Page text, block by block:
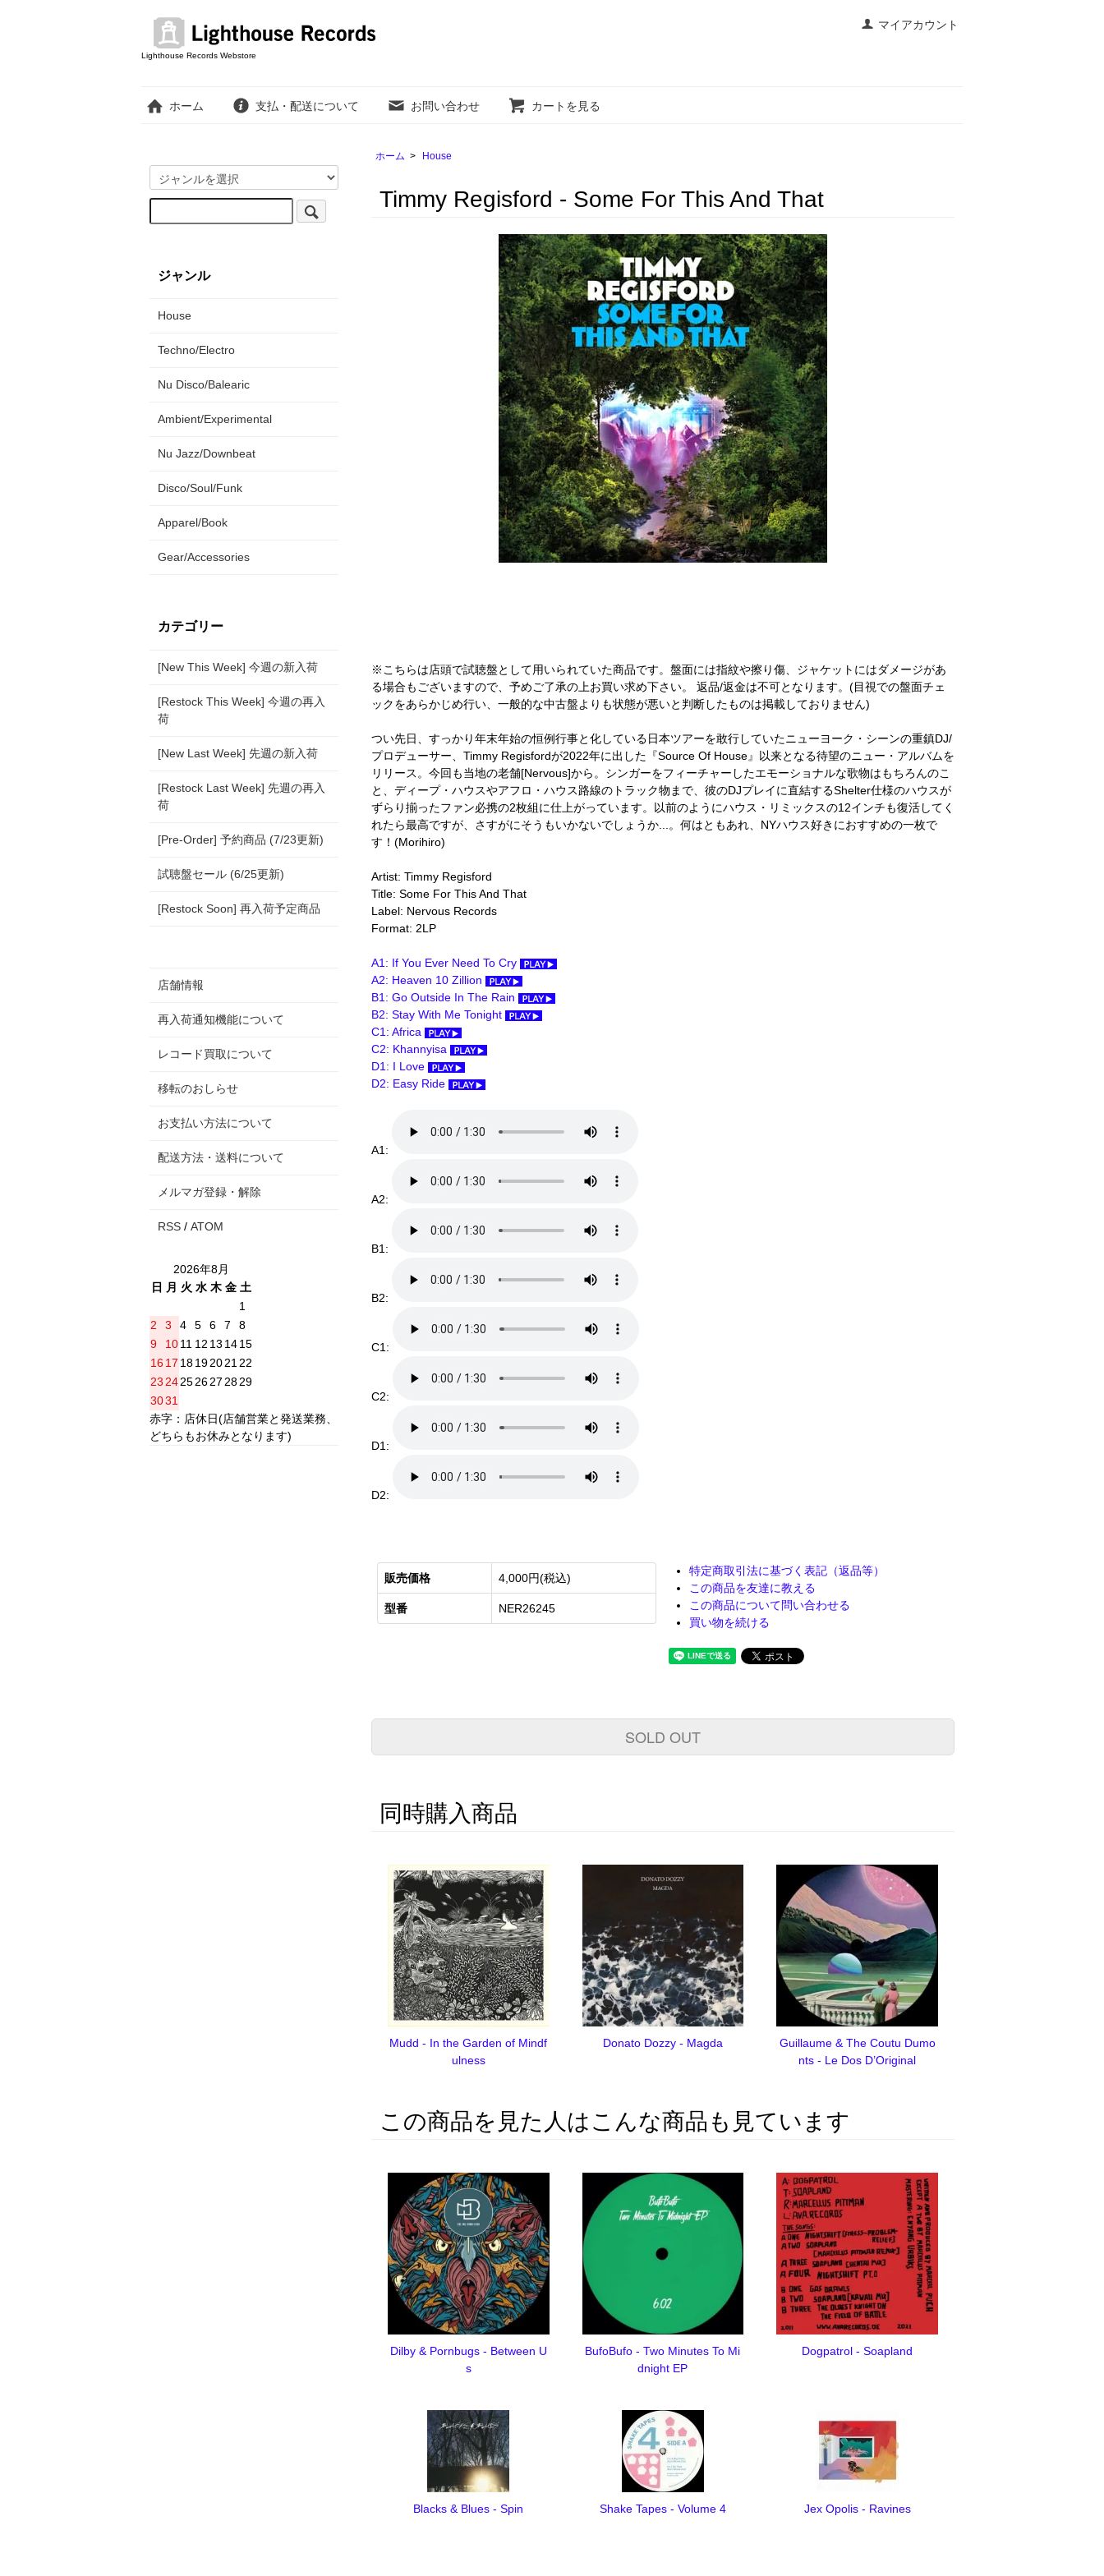
マイアカウント
Lighthouse Records Webstore
ホーム 支払・配送について お問い合わせ カートを見る
ホーム > House
Timmy Regisford - Some For This And That
※こちらは店頭で試聴盤として用いられていた商品です。盤面には指紋や擦り傷、ジャケットにはダメージがあ
る場合もございますので、予めご了承の上お買い求め下さい。 返品/返金は不可となります。(目視での盤面チェ
ックをあらかじめ行い、一般的な中古盤よりも状態が悪いと判断したものは掲載しておりません)
つい先日、すっかり年末年始の恒例行事と化している日本ツアーを敢行していたニューヨーク・シーンの重鎮DJ/
プロデューサー、Timmy Regisfordが2022年に出した『Source Of House』以来となる待望のニュー・アルバムを
リリース。今回も当地の老舗[Nervous]から。シンガーをフィーチャーしたエモーショナルな歌物はもちろんのこ
と、ディープ・ハウスやアフロ・ハウス路線のトラック物まで、彼のDJプレイに直結するShelter仕様のハウスが
ずらり揃ったファン必携の2枚組に仕上がっています。以前のようにハウス・リミックスの12インチも復活してく
れたら最高ですが、さすがにそうもいかないでしょうか...。何はともあれ、NYハウス好きにおすすめの一枚で
す！(Morihiro)
Artist: Timmy Regisford
Title: Some For This And That
Label: Nervous Records
Format: 2LP
A1: If You Ever Need To Cry
A2: Heaven 10 Zillion
B1: Go Outside In The Rain
B2: Stay With Me Tonight
C1: Africa
C2: Khannyisa
D1: I Love
D2: Easy Ride
A1:
A2:
B1:
B2:
C1:
C2:
D1:
D2:
販売価格 4,000円(税込)
型番 NER26245
特定商取引法に基づく表記（返品等）
この商品を友達に教える
この商品について問い合わせる
買い物を続ける
SOLD OUT
同時購入商品
Mudd - In the Garden of Mindf
ulness
Donato Dozzy - Magda
Guillaume & The Coutu Dumo
nts - Le Dos D’Original
この商品を見た人はこんな商品も見ています
Dilby & Pornbugs - Between U
s
BufoBufo - Two Minutes To Mi
dnight EP
Dogpatrol - Soapland
Blacks & Blues - Spin Shake Tapes - Volume 4 Jex Opolis - Ravines
ジャンル
House
Techno/Electro
Nu Disco/Balearic
Ambient/Experimental
Nu Jazz/Downbeat
Disco/Soul/Funk
Apparel/Book
Gear/Accessories
カテゴリー
[New This Week] 今週の新入荷
[Restock This Week] 今週の再入
荷
[New Last Week] 先週の新入荷
[Restock Last Week] 先週の再入
荷
[Pre-Order] 予約商品 (7/23更新)
試聴盤セール (6/25更新)
[Restock Soon] 再入荷予定商品
店舗情報
再入荷通知機能について
レコード買取について
移転のおしらせ
お支払い方法について
配送方法・送料について
メルマガ登録・解除
RSS / ATOM
2026年8月
日
月 火 水 木 金 土
1
2
3 4 5 6 7
8
9
1011 12 13 1415
16 17 18192021 22
23 24252627 2829
3031
赤字：店休日(店舗営業と発送業務、
どちらもお休みとなります)